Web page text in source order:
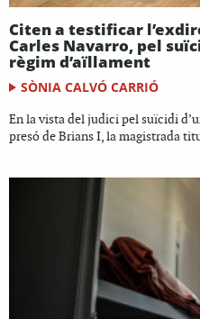
Citen a testificar
Carles Navarro, pel
règim d’aïllament
SÒNIA CALVÓ CARRIÓ
En la vista del judici pel suïcidi
presó de Brians I, la magistrada